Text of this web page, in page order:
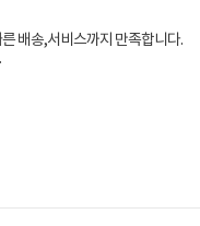
배송,서비스까지 만족합니다.